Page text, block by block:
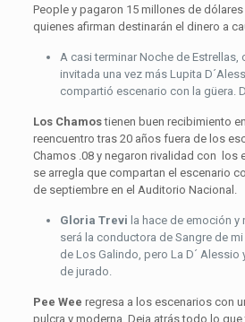
People y pagaron 15 millones de
quienes afirman destinarán el dinero a
A casi terminar Noche de Estrellas,
invitada una vez más Lupita
compartió escenario con la güera.
Los Chamostienen buen recibimiento en
reencuentro tras 20 años fuera de los
Chamos .08 y negaron rivalidad con los
se arregla que compartan el escenario
de septiembre en el Auditorio Nacional.
Gloria Trevi la hace de emoción
será la conductora de Sangre de
de Los Galindo, pero La D´
de jurado.
Pee Wee regresa a los escenarios con
pulcra y moderna. Deja atrás todo lo